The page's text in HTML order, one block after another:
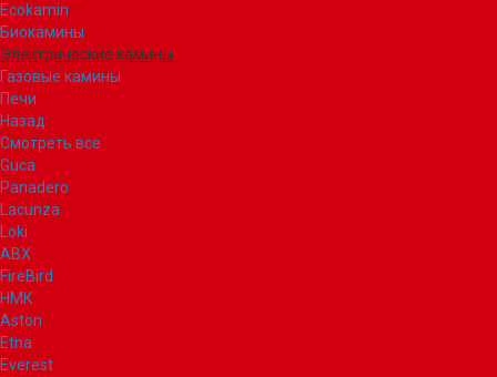
Ecokamin
Биокамины
Электрические камины
Газовые камины
Печи
Назад
Смотреть все
Guca
Panadero
Lacunza
Loki
ABX
FireBird
НМК
Aston
Etna
Everest